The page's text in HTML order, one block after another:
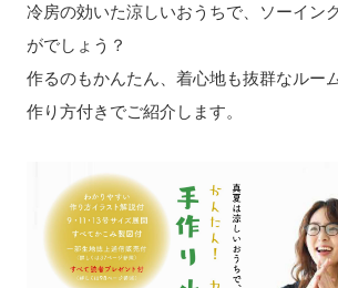
冷房の効いた涼しいおうちで、ソーイン
がでしょう？
作るのもかんたん、着心地も抜群なルー
作り方付きでご紹介します。